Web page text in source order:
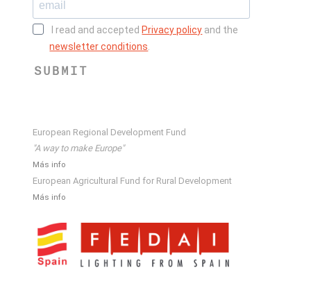
I read and accepted Privacy policy and the
newsletter conditions
SUBMIT
European Regional Development Fund
"A way to make Europe"
Más info
European Agricultural Fund for Rural Development
Más info